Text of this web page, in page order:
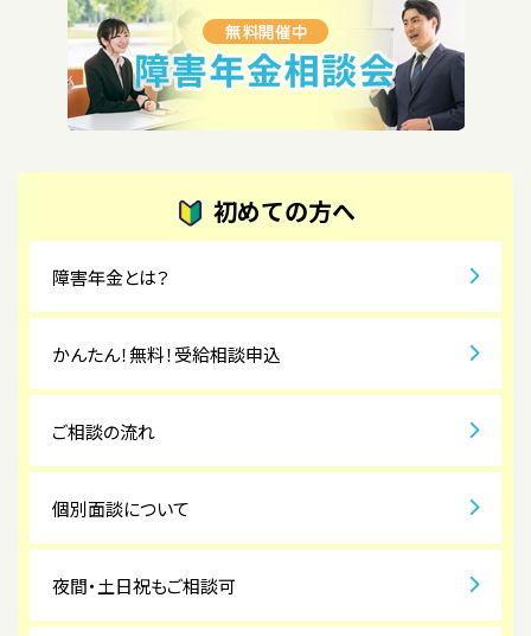
初めての方へ
障害年金とは？
かんたん！無料！受給相談申込
ご相談の流れ
個別面談について
夜間・土日祝もご相談可